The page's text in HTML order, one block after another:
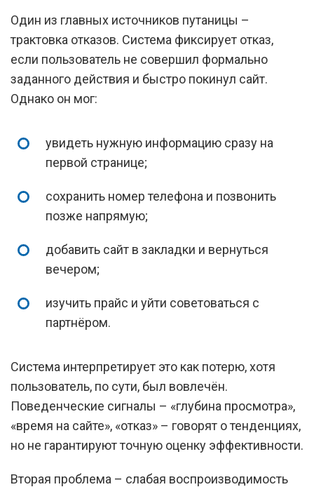
Один из главных источников путаницы –
трактовка отказов. Система фиксирует отказ,
если пользователь не совершил формально
заданного действия и быстро покинул сайт.
Однако он мог:
увидеть нужную информацию сразу на
первой странице;
сохранить номер телефона и позвонить
позже напрямую;
добавить сайт в закладки и вернуться
вечером;
изучить прайс и уйти советоваться с
партнёром.
Система интерпретирует это как потерю, хотя
пользователь, по сути, был вовлечён.
Поведенческие сигналы – «глубина просмотра»,
«время на сайте», «отказ» – говорят о тенденциях,
но не гарантируют точную оценку эффективности.
Вторая проблема – слабая воспроизводимость